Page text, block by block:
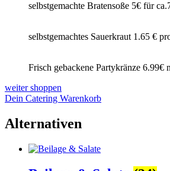
selbstgemachte Bratensoße 5€ für
selbstgemachtes Sauerkraut 1.65 €
Frisch gebackene Partykränze 6.99€
weiter shoppen
Dein Catering Warenkorb
Alternativen